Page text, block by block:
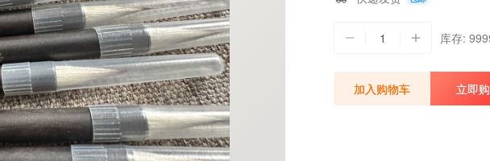
1 库存:
加入购物车 立即